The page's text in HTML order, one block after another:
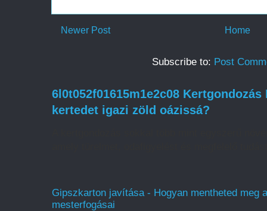
Newer Post Home
Subscribe to: Post
6l0t052f01615m1e2c08
kertedet igazi zöld oázissá?
Gipszkarton javítása - Hogyan mentheted meg
mesterfogásai